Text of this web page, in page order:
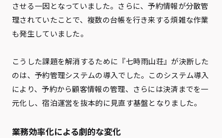
させる一因となっていました。さらに、予約情報が分散管
理されていたことで、複数の台帳を行き来する煩雑な作業
も発生していました。
こうした課題を解消するために『七時雨山荘』が決断した
のは、予約管理システムの導入でした。このシステム導入
により、予約から顧客情報の管理、さらには決済までを一
元化し、宿泊運営を抜本的に見直す基盤となりました。
業務効率化による劇的な変化